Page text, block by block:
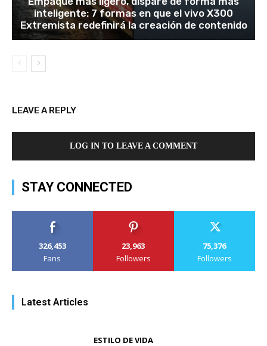
inteligente: 7 formas en que el vivo X300
Extremista redefinirá la creación de contenido
LEAVE A REPLY
LOG IN TO LEAVE A COMMENT
STAY CONNECTED
326,453
Fans
23,963
Followers
75,376
Followers
Latest Articles
ESTILO DE VIDA